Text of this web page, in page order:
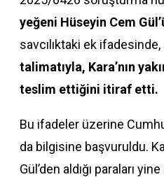
yeğeni Hüseyin Cem
savcılıktaki ek ifadesinde,
talimatıyla, Kara’nın
teslim ettiğini itiraf etti.
Bu ifadeler üzerine
da bilgisine başvuruldu.
Gül’den aldığı paraları yine